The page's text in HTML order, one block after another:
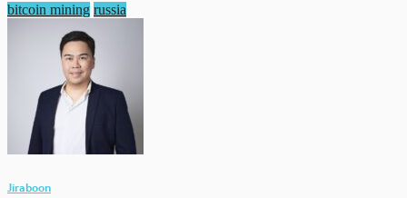
bitcoin mining russia
Jiraboon